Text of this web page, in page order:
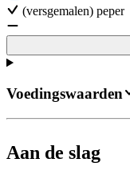
(versgemalen) peper
Aan de slag
Voedingswaarden